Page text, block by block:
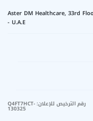
Aster DM Healthcare, 33rd
- U.A.E
رقم الترخيص للإعلان:
Q4FT7HCT-
130325